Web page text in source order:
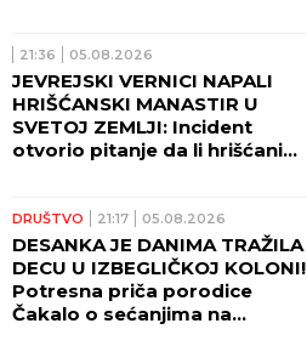
21:36 05.08.2026
JEVREJSKI VERNICI NAPALI
HRIŠĆANSKI MANASTIR U
SVETOJ ZEMLJI: Incident
otvorio pitanje da li hrišćani
DRUŠTVO 21:17 05.08.2026
DESANKA JE DANIMA TRAŽILA
DECU U IZBEGLIČKOJ KOLONI!
Potresna priča porodice
Čakalo o sećanjima na